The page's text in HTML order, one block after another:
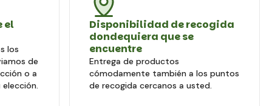
el
los
de
o a
Disponibilidad de recogida
dondequiera que se
encuentre
Entrega de productos
cómodamente también a los puntos
de recogida cercanos a usted.